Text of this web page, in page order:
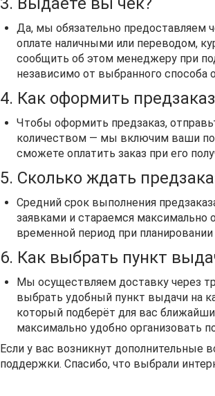
Да, мы обязательно предоставляем
оплате наличными или переводом,
сообщить об этом менеджеру при
независимо от выбранного способа
4. Как оформить
Чтобы оформить предзаказ,
количеством — мы включим ваши
сможете оплатить заказ при его
5. Сколько ждать
Средний срок выполнения
заявками и стараемся максимально
временной период при планировании
6. Как выбрать пункт
Мы осуществляем доставку через
выбрать удобный пункт выдачи на
который подберёт для вас
максимально удобно организовать
Если у вас возникнут
поддержки. Спасибо, что выбрали